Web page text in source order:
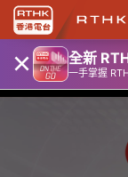
× 全新
一手掌握